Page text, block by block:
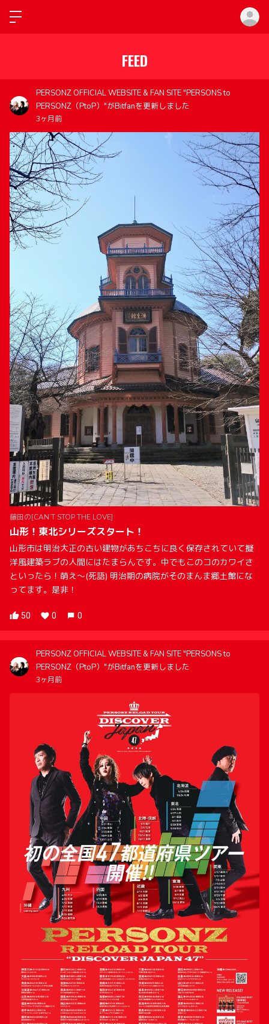
FEED
PERSONZ OFFICIAL WEBSITE & FAN SITE "PERSONS to
PERSONZ（PtoP）"がBitfanを更新しました
3ヶ月前
藤田の[CAN’T STOP THE LOVE]
山形！東北シリーズスタート！
山形市は明治大正の古い建物があちこちに良く保存されていて擬
洋風建築ラブの人間にはたまらんです。中でもこのコのカワイさ
といったら！萌え〜(死語) 明治期の病院がそのまんま郷土館にな
ってます。是非！
50 0 0
PERSONZ OFFICIAL WEBSITE & FAN SITE "PERSONS to
PERSONZ（PtoP）"がBitfanを更新しました
3ヶ月前